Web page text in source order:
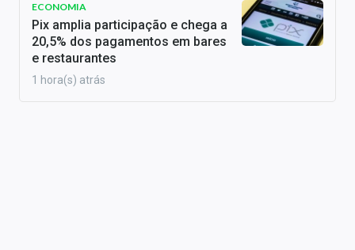
ECONOMIA
Pix amplia participação e chega a
20,5% dos pagamentos em bares
e restaurantes
1 hora(s) atrás